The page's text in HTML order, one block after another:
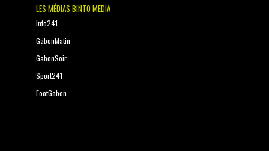
LES MÉDIAS BINTO MEDIA
Info241
GabonMatin
GabonSoir
Sport241
FootGabon